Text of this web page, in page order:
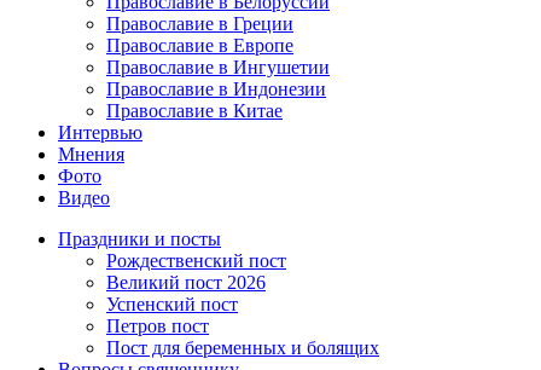
Православие в Греции
Православие в Европе
Православие в Ингушетии
Православие в Индонезии
Православие в Китае
Интервью
Мнения
Фото
Видео
Праздники и посты
Рождественский пост
Великий пост 2026
Успенский пост
Петров пост
Пост для беременных и болящих